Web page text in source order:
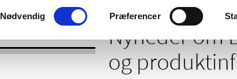
Samtykkevalg
Nødvendig Præferencer
Nyheder om
og